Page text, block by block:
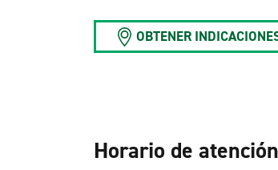
OBTENER
Horario de atención